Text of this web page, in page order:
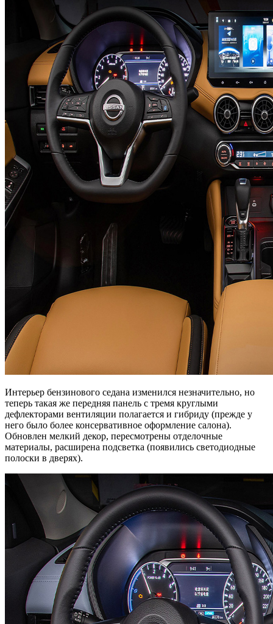
Интерьер бензинового седана изменился незначительно, но
теперь такая же передняя панель с тремя круглыми
дефлекторами вентиляции полагается и гибриду (прежде у
него было более консервативное оформление салона).
Обновлен мелкий декор, пересмотрены отделочные
материалы, расширена подсветка (появились светодиодные
полоски в дверях).